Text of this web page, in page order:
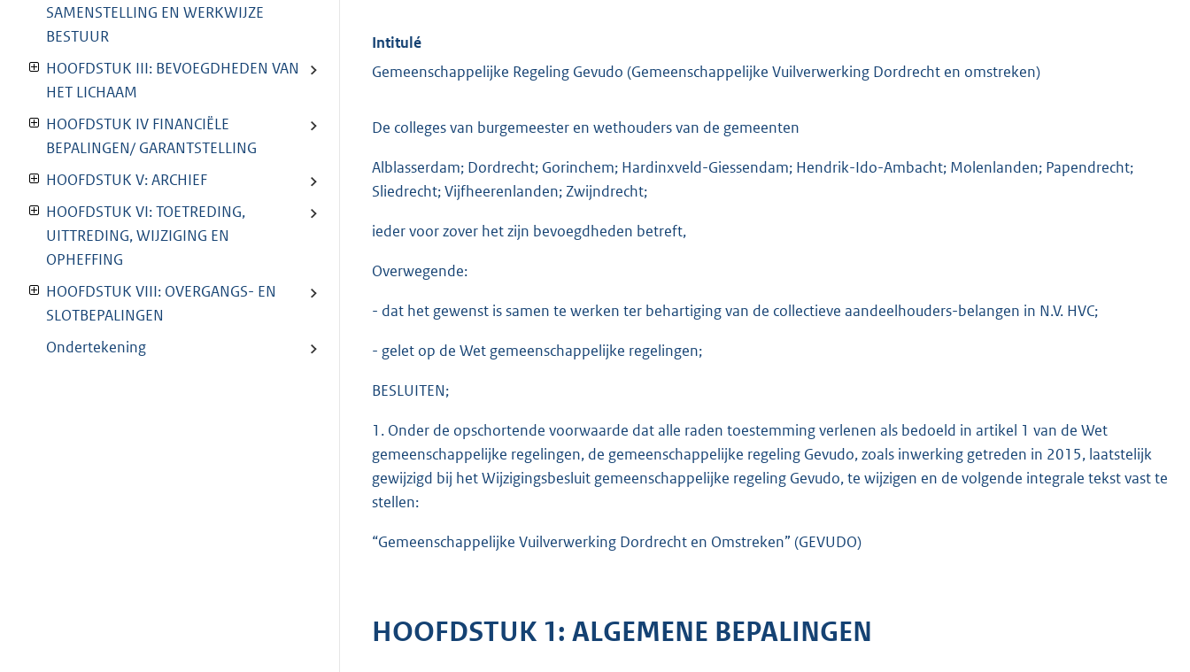
SAMENSTELLING EN WERKWIJZE
BESTUUR
HOOFDSTUK III: BEVOEGDHEDEN VAN
HET LICHAAM
HOOFDSTUK IV FINANCIËLE
BEPALINGEN/ GARANTSTELLING
HOOFDSTUK V: ARCHIEF
HOOFDSTUK VI: TOETREDING,
UITTREDING, WIJZIGING EN
OPHEFFING
HOOFDSTUK VIII: OVERGANGS- EN
SLOTBEPALINGEN
Ondertekening
Intitulé
Gemeenschappelijke Regeling Gevudo (Gemeenschappelijke Vuilverwerking Dordrecht en omstreken)
De colleges van burgemeester en wethouders van de gemeenten
Alblasserdam; Dordrecht; Gorinchem; Hardinxveld-Giessendam; Hendrik-Ido-Ambacht; Molenlanden; Papendrecht;
Sliedrecht; Vijfheerenlanden; Zwijndrecht;
ieder voor zover het zijn bevoegdheden betreft,
Overwegende:
- dat het gewenst is samen te werken ter behartiging van de collectieve aandeelhouders-belangen in N.V. HVC;
- gelet op de Wet gemeenschappelijke regelingen;
BESLUITEN;
1. Onder de opschortende voorwaarde dat alle raden toestemming verlenen als bedoeld in artikel 1 van de Wet
gemeenschappelijke regelingen, de gemeenschappelijke regeling Gevudo, zoals inwerking getreden in 2015, laatstelijk
gewijzigd bij het Wijzigingsbesluit gemeenschappelijke regeling Gevudo, te wijzigen en de volgende integrale tekst vast te
stellen:
“Gemeenschappelijke Vuilverwerking Dordrecht en Omstreken” (GEVUDO)
HOOFDSTUK 1: ALGEMENE BEPALINGEN